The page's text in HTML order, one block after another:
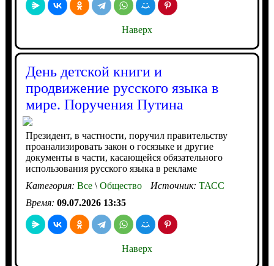
Наверх
День детской книги и
продвижение русского языка в
мире. Поручения Путина
Президент, в частности, поручил правительству
проанализировать закон о госязыке и другие
документы в части, касающейся обязательного
использования русского языка в рекламе
Категория: Все\Общество Источник: ТАСС
Время: 09.07.2026 13:35
Наверх